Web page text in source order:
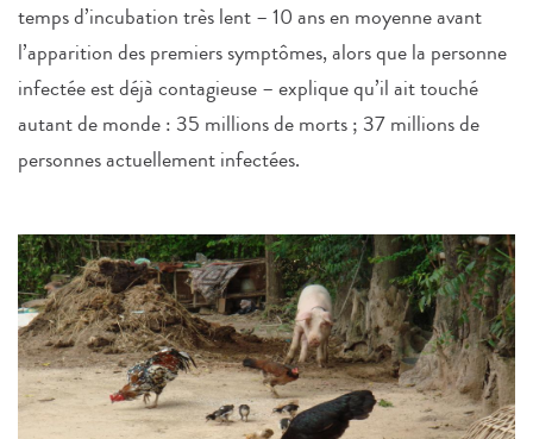
temps d’incubation très lent – 10 ans en moyenne avant
l’apparition des premiers symptômes, alors que la personne
infectée est déjà contagieuse – explique qu’il ait touché
autant de monde : 35 millions de morts ; 37 millions de
personnes actuellement infectées.